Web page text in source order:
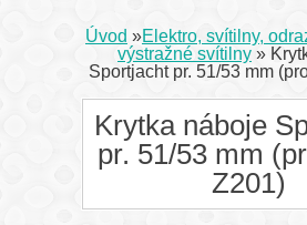
Úvod »Elektro, svítilny,
výstražné svítilny »
Sportjacht pr. 51/53 mm
Krytka náboje
pr. 51/53 mm
Z201)